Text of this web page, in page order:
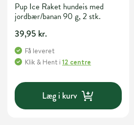
Pup Ice Raket hundeis med
jordbær/banan 90 g, 2 stk.
39,95 kr.
Få leveret
Klik & Hent i12 centre
Læg i kurv